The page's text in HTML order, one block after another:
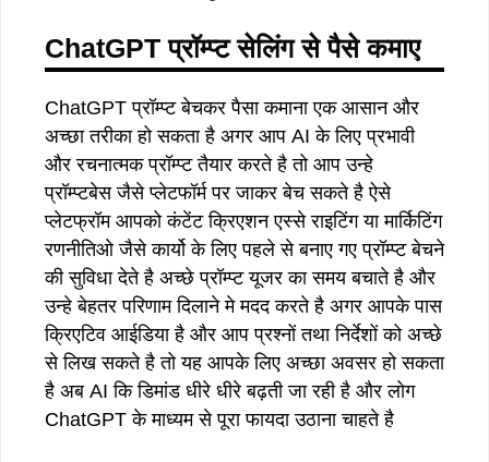
ChatGPT प्रॉम्प्ट सेलिंग से पैसे कमाए
ChatGPT प्रॉम्प्ट बेचकर पैसा कमाना एक आसान और
अच्छा तरीका हो सकता है अगर आप AI के लिए प्रभावी
और रचनात्मक प्रॉम्प्ट तैयार करते है तो आप उन्हे
प्रॉम्प्टबेस जैसे प्लेटफॉर्म पर जाकर बेच सकते है ऐसे
प्लेटफ्रॉम आपको कंटेंट क्रिएशन एस्से राइटिंग या मार्किटिंग
रणनीतिओ जैसे कार्यो के लिए पहले से बनाए गए प्रॉम्प्ट बेचने
की सुविधा देते है अच्छे प्रॉम्प्ट यूजर का समय बचाते है और
उन्हे बेहतर परिणाम दिलाने मे मदद करते है अगर आपके पास
क्रिएटिव आईडिया है और आप प्रश्नों तथा निर्देशों को अच्छे
से लिख सकते है तो यह आपके लिए अच्छा अवसर हो सकता
है अब AI कि डिमांड धीरे धीरे बढ़ती जा रही है और लोग
ChatGPT के माध्यम से पूरा फायदा उठाना चाहते है